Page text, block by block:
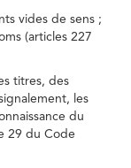
vides de sens ;
(articles 227
titres, des
les
du
29 du Code